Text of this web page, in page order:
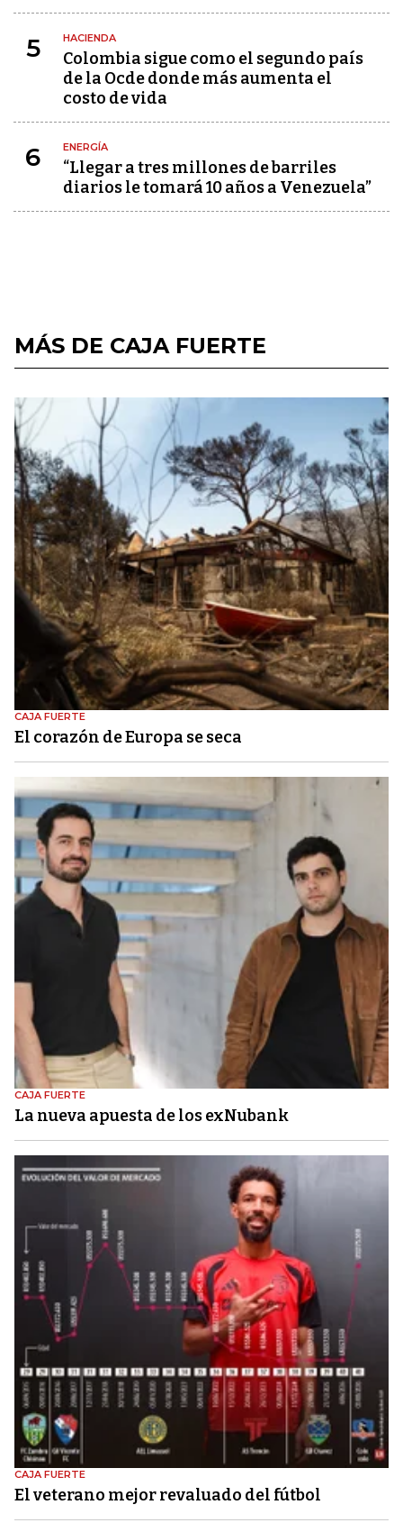
5 HACIENDA
Colombia sigue como el segundo país
de la Ocde donde más aumenta el
costo de vida
6 ENERGÍA
“Llegar a tres millones de barriles
diarios le tomará 10 años a Venezuela”
MÁS DE CAJA FUERTE
CAJA FUERTE
El corazón de Europa se seca
CAJA FUERTE
La nueva apuesta de los exNubank
CAJA FUERTE
El veterano mejor revaluado del fútbol